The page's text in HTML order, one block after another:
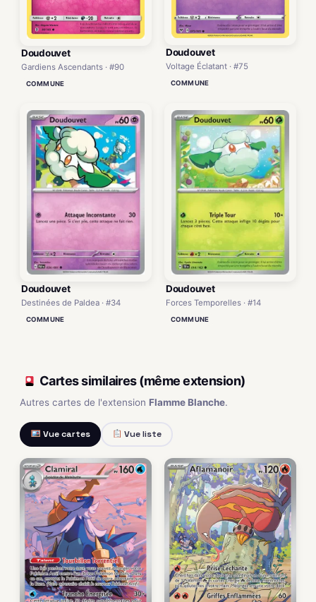
Doudouvet
Gardiens Ascendants · #90
COMMUNE
Doudouvet
Voltage Éclatant · #75
COMMUNE
Doudouvet
Destinées de Paldea · #34
COMMUNE
Doudouvet
Forces Temporelles · #14
COMMUNE
Cartes similaires (même extension)
Autres cartes de l'extension Flamme Blanche.
Vue cartes Vue liste